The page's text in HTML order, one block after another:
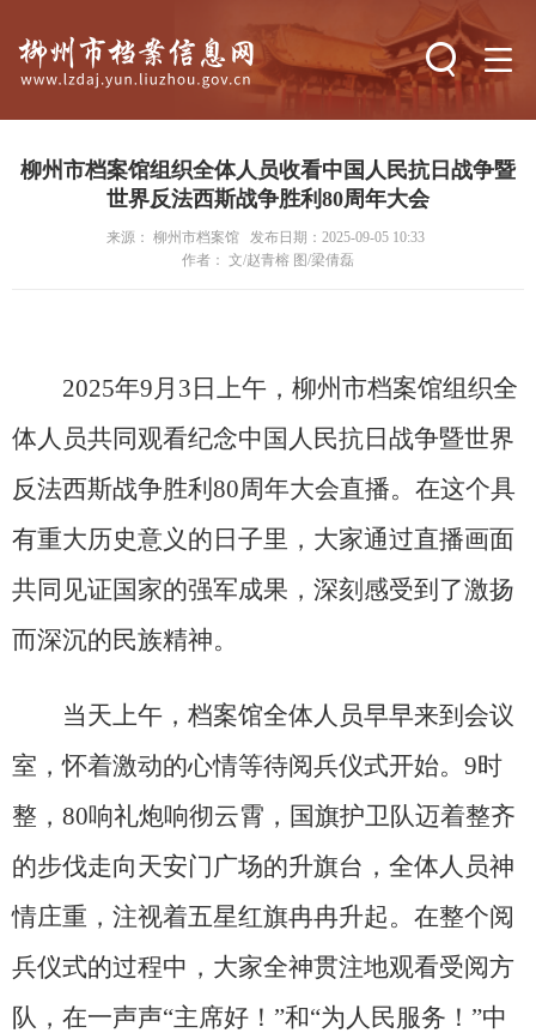
搜索
柳州市档案馆组织全体人员收看中国人民抗日战争暨
世界反法西斯战争胜利80周年大会
来源： 柳州市档案馆
发布日期：2025-09-05 10:33
作者： 文/赵青榕 图/梁倩磊
2025年9月3日上午，柳州市档案馆组织全
体人员共同观看纪念中国人民抗日战争暨世界
反法西斯战争胜利80周年大会直播。在这个具
有重大历史意义的日子里，大家通过直播画面
共同见证国家的强军成果，深刻感受到了激扬
而深沉的民族精神。
当天上午，档案馆全体人员早早来到会议
室，怀着激动的心情等待阅兵仪式开始。9时
整，80响礼炮响彻云霄，国旗护卫队迈着整齐
的步伐走向天安门广场的升旗台，全体人员神
情庄重，注视着五星红旗冉冉升起。在整个阅
兵仪式的过程中，大家全神贯注地观看受阅方
队，在一声声“主席好！”和“为人民服务！”中